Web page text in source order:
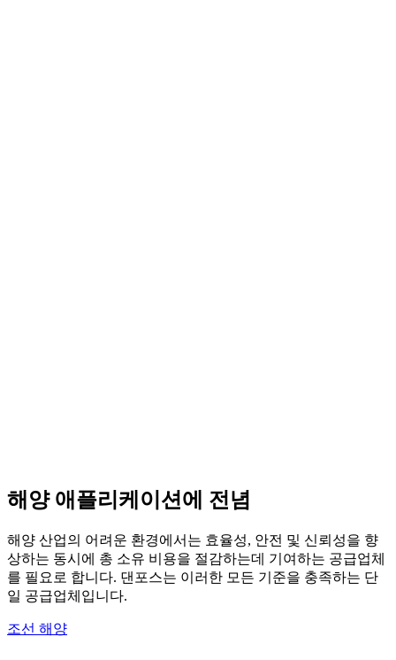
해양 애플리케이션에 전념
해양 산업의 어려운 환경에서는 효율성, 안전 및 신뢰성을 향
상하는 동시에 총 소유 비용을 절감하는데 기여하는 공급업체
를 필요로 합니다. 댄포스는 이러한 모든 기준을 충족하는 단
일 공급업체입니다.
조선 해양